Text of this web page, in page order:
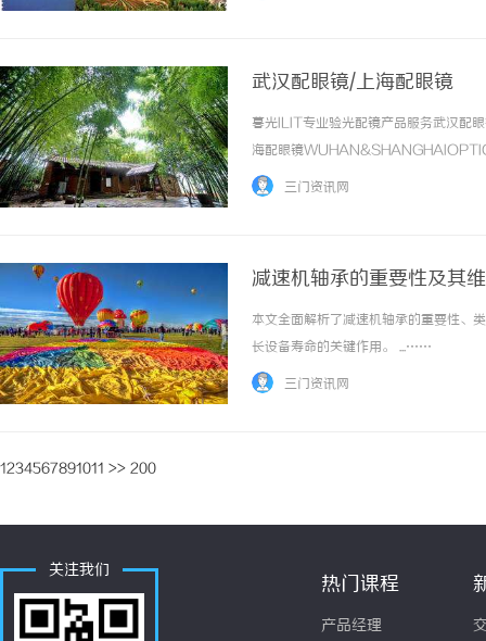
武汉配眼镜/上海配眼镜
暮光ILIT专业验光配镜产品服务武汉配
海配眼镜
品牌，现于武汉与上海设有4家门店。
三门资讯网
减速机轴承的重要性及其
本文全面解析了减速机轴承的重要性、
长设备寿命的关键作用。 ...……
三门资讯网
1234567891011 >> 200
关注我们
热门课程
产品经理